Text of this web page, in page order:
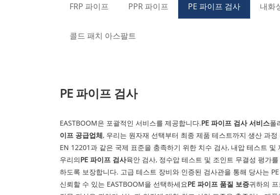
FRP 파이프 PPR 파이프 PE 파이프 검사 내화
콜드 패치 아스팔트
PE 파이프 검사
EASTBOOM은 포괄적인 서비스를 제공합니다.PE 파이프 검사 서비스폴
이프 공급업체, 우리는 원자재 선택부터 최종 제품 테스트까지 생산 과
EN 12201과 같은 국제 표준을 충족하기 위한 치수 검사, 내압 테스트 및
우리의PE 파이프 검사육안 검사, 정수압 테스트 및 조인트 무결성 평가
하도록 보장합니다. 고급 테스트 장비와 인증된 검사관을 통해 당사는
신뢰할 수 있는 EASTBOOM을 선택하세요PE 파이프 품질 보증귀하의